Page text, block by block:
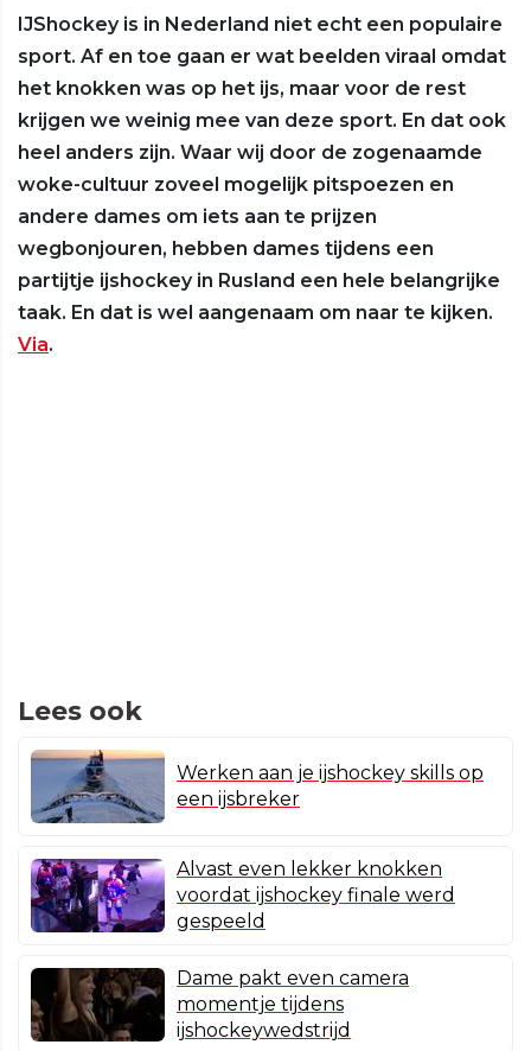
IJShockey is in Nederland niet echt een populaire
sport. Af en toe gaan er wat beelden viraal omdat
het knokken was op het ijs, maar voor de rest
krijgen we weinig mee van deze sport. En dat ook
heel anders zijn. Waar wij door de zogenaamde
woke-cultuur zoveel mogelijk pitspoezen en
andere dames om iets aan te prijzen
wegbonjouren, hebben dames tijdens een
partijtje ijshockey in Rusland een hele belangrijke
taak. En dat is wel aangenaam om naar te kijken.
Via.
Lees ook
Werken aan je ijshockey skills op
een ijsbreker
Alvast even lekker knokken
voordat ijshockey finale werd
gespeeld
Dame pakt even camera
momentje tijdens
ijshockeywedstrijd